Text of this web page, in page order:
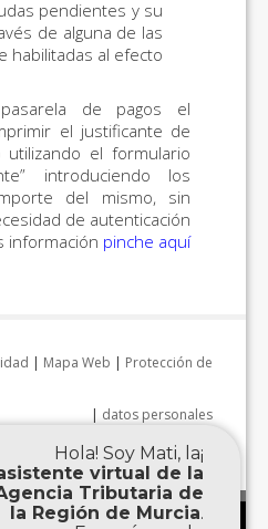
pendientes y su
de alguna de las
habilitadas al efecto.
de pagos el
el justificante de
el formulario
introduciendo los
del mismo, sin
de autenticación. ´
información pinche aquí
| Mapa Web | Protección de
datos personales
|